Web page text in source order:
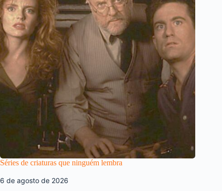
Séries de criaturas que ninguém lembra
6 de agosto de 2026